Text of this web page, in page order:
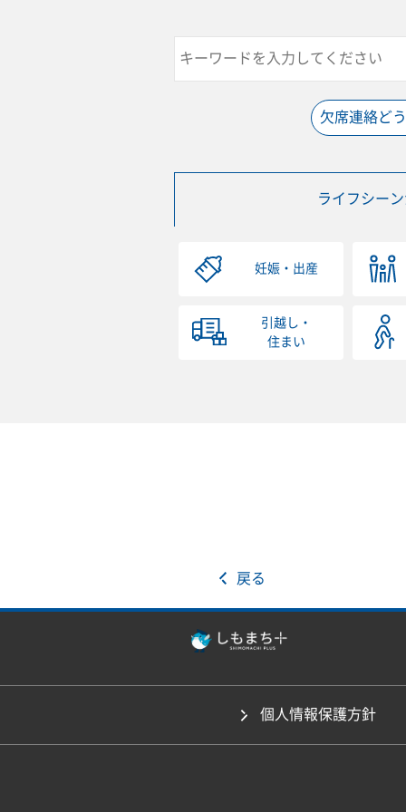
欠席連絡ど
ライフシー
妊娠・出産
引越し・
住まい
戻る
個人情報保護方針